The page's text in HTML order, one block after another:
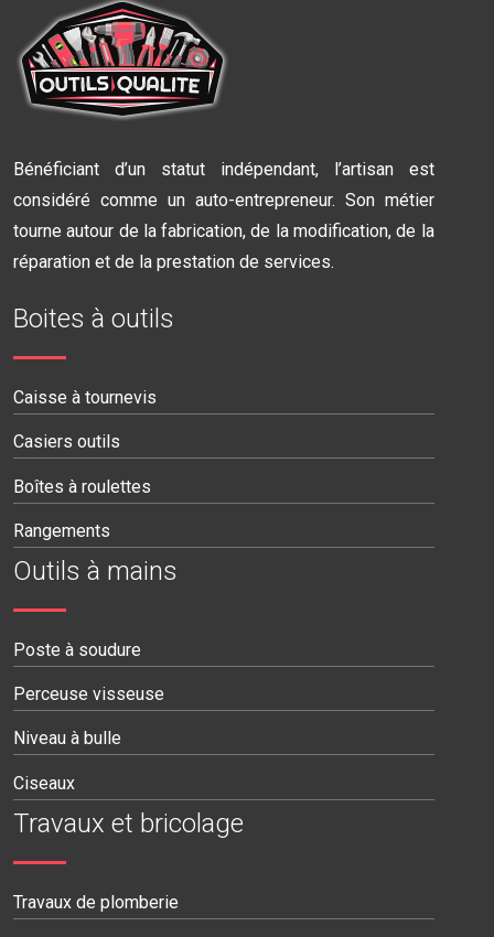
Bénéficiant d’un statut indépendant, l’artisan est
considéré comme un auto-entrepreneur. Son métier
tourne autour de la fabrication, de la modification, de la
réparation et de la prestation de services.
Boites à outils
Caisse à tournevis
Casiers outils
Boîtes à roulettes
Rangements
Outils à mains
Poste à soudure
Perceuse visseuse
Niveau à bulle
Ciseaux
Travaux et bricolage
Travaux de plomberie